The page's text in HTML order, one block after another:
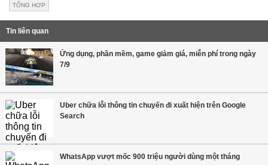
TỔNG HỢP
Tin liên quan
Ứng dụng, phần mềm, game giảm giá, miễn phí trong ngày
7/9
Uber chữa lỗi thông tin chuyến đi xuất hiện trên Google
Search
WhatsApp vượt mốc 900 triệu người dùng một tháng